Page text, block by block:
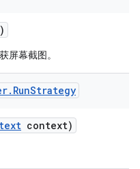
屏幕截图。
. RunStrategy
context)